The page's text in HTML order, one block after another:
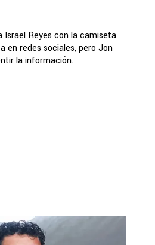
Israel Reyes con la camiseta
en redes sociales, pero Jon
la información.